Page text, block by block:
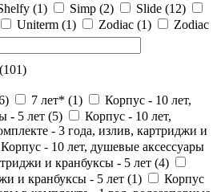
(1) Simp (2) Slide (12)
Uniterm (1) Zodiac (1)
Zodiac
101)
) 7 лет* (1)
Корпус - 10 лет,
- 5 лет (5)
Корпус - 10 лет,
- 3 года, излив, картриджи и
Корпус - 10 лет, душевые аксессуары
и кранбуксы - 5 лет (4)
и кранбуксы - 5 лет (1)
Корпус